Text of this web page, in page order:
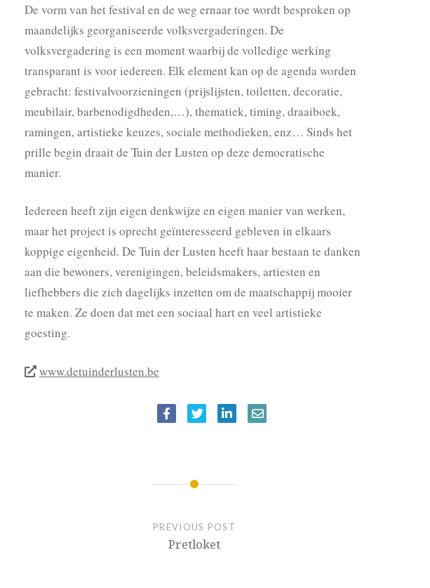
De vorm van het festival en de weg ernaar toe wordt besproken op
maandelijks georganiseerde volksvergaderingen. De
volksvergadering is een moment waarbij de volledige werking
transparant is voor iedereen. Elk element kan op de agenda worden
gebracht: festivalvoorzieningen (prijslijsten, toiletten, decoratie,
meubilair, barbenodigdheden,…), thematiek, timing, draaiboek,
ramingen, artistieke keuzes, sociale methodieken, enz… Sinds het
prille begin draait de Tuin der Lusten op deze democratische
manier.
Iedereen heeft zijn eigen denkwijze en eigen manier van werken,
maar het project is oprecht geïnteresseerd gebleven in elkaars
koppige eigenheid. De Tuin der Lusten heeft haar bestaan te danken
aan die bewoners, verenigingen, beleidsmakers, artiesten en
liefhebbers die zich dagelijks inzetten om de maatschappij mooier
te maken. Ze doen dat met een sociaal hart en veel artistieke
goesting.
www.detuinderlusten.be
PREVIOUS POST
Pretloket